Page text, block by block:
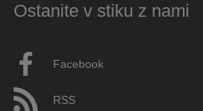
Ostanite v stiku z nami
Facebook
RSS